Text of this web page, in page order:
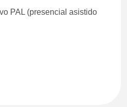
PAL (presencial asistido